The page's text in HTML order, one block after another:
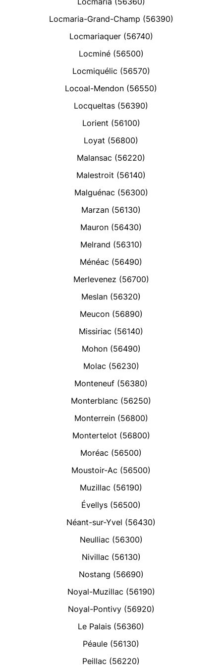
Locmaria-Grand-Champ (56390)
Locmariaquer (56740)
Locminé (56500)
Locmiquélic (56570)
Locoal-Mendon (56550)
Locqueltas (56390)
Lorient (56100)
Loyat (56800)
Malansac (56220)
Malestroit (56140)
Malguénac (56300)
Marzan (56130)
Mauron (56430)
Melrand (56310)
Ménéac (56490)
Merlevenez (56700)
Meslan (56320)
Meucon (56890)
Missiriac (56140)
Mohon (56490)
Molac (56230)
Monteneuf (56380)
Monterblanc (56250)
Monterrein (56800)
Montertelot (56800)
Moréac (56500)
Moustoir-Ac (56500)
Muzillac (56190)
Évellys (56500)
Néant-sur-Yvel (56430)
Neulliac (56300)
Nivillac (56130)
Nostang (56690)
Noyal-Muzillac (56190)
Noyal-Pontivy (56920)
Le Palais (56360)
Péaule (56130)
Peillac (56220)